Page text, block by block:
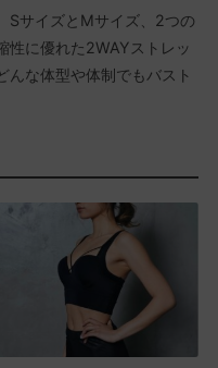
SサイズとMサイズ、2つの
性に優れた2WAYストレッ
んな体型や体制でもバスト